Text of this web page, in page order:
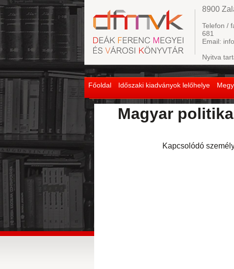
Főoldal Időszaki kiadványok lelőhelye
8900
Telefon /
681
Email:
Nyitva
Magyar
Kapcsolódó